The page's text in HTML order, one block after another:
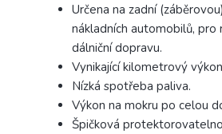
Určena na zadní
nákladních automobilů, pro
dálniční dopravu.
Vynikající kilometrový
Nízká spotřeba paliva.
Výkon na mokru po celou
Špičková